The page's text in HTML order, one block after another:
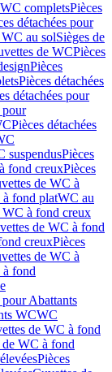
WC completsPièces
détachées pour
WC au solSièges de
de WCPièces
Pièces
Pièces détachées
détachées pour
pour
Pièces détachées
suspendusPièces
fond creuxPièces
de WC à
à fond platWC au
WC à fond creux
de WC à fond
creuxPièces
de WC à
à fond
pour Abattants
WCWC
de WC à fond
de WC à fond
Pièces